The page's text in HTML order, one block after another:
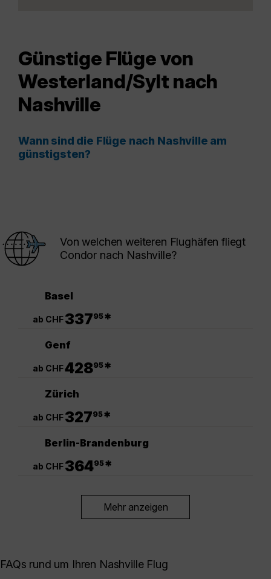
Günstige Flüge von
Westerland/Sylt nach
Nashville
Wann sind die Flüge nach Nashville am
günstigsten?
Von welchen weiteren Flughäfen fliegt
Condor nach Nashville?
Basel
ab CHF33795*
Genf
ab CHF42895*
Zürich
ab CHF32795*
Berlin-Brandenburg
ab CHF36495*
Mehr anzeigen
FAQs rund um Ihren Nashville Flug